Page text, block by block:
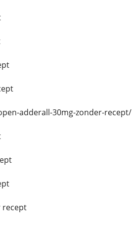
adderall-30mg-zonder-recept/
recept